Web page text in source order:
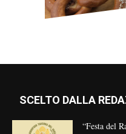
SCELTO DALLA
“Festa del